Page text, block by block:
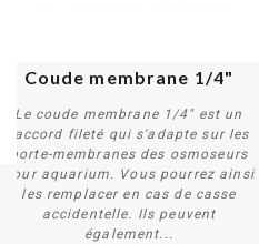
Acheter
Coude membrane 1/4"
Le coude membrane 1/4" est un
raccord fileté qui s'adapte sur les
porte-membranes des osmoseurs
pour aquarium. Vous pourrez ainsi
les remplacer en cas de casse
accidentelle. Ils peuvent
également...